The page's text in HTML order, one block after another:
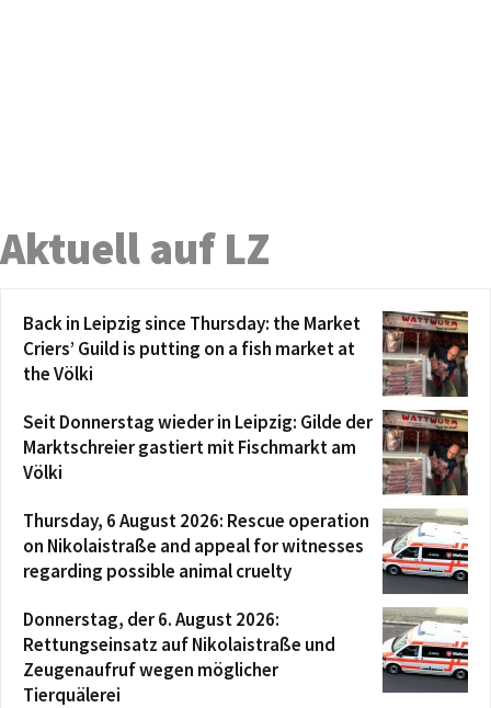
Aktuell auf LZ
Back in Leipzig since Thursday: the Market
Criers’ Guild is putting on a fish market at
the Völki
Seit Donnerstag wieder in Leipzig: Gilde der
Marktschreier gastiert mit Fischmarkt am
Völki
Thursday, 6 August 2026: Rescue operation
on Nikolaistraße and appeal for witnesses
regarding possible animal cruelty
Donnerstag, der 6. August 2026:
Rettungseinsatz auf Nikolaistraße und
Zeugenaufruf wegen möglicher
Tierquälerei